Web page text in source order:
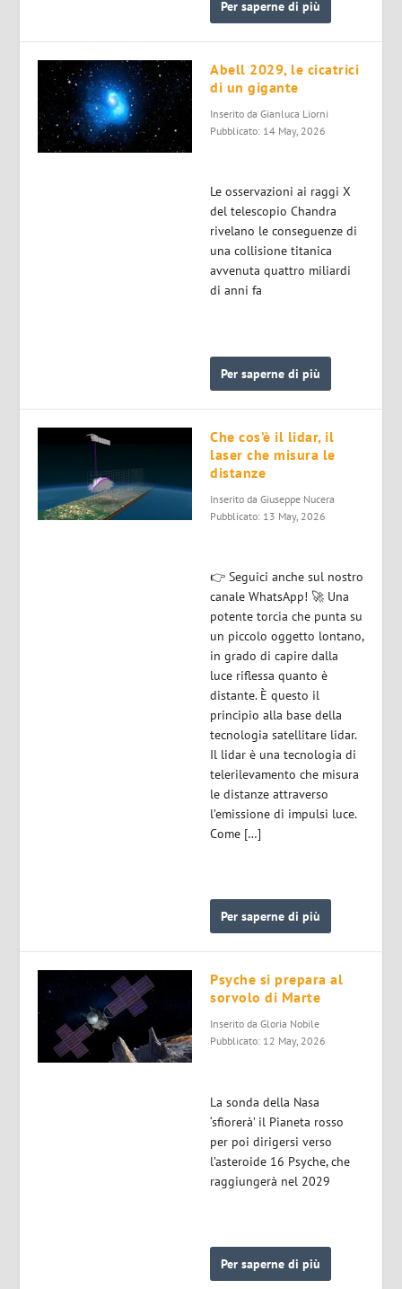
Per saperne di più
Abell 2029, le cicatrici
di un gigante
Inserito da Gianluca Liorni
Pubblicato: 14 May, 2026
Le osservazioni ai raggi X
del telescopio Chandra
rivelano le conseguenze di
una collisione titanica
avvenuta quattro miliardi
di anni fa
Per saperne di più
Che cos’è il lidar, il
laser che misura le
distanze
Inserito da Giuseppe Nucera
Pubblicato: 13 May, 2026
👉 Seguici anche sul nostro
canale WhatsApp! 🚀 Una
potente torcia che punta su
un piccolo oggetto lontano,
in grado di capire dalla
luce riflessa quanto è
distante. È questo il
principio alla base della
tecnologia satellitare lidar.
Il lidar è una tecnologia di
telerilevamento che misura
le distanze attraverso
l’emissione di impulsi luce.
Come […]
Per saperne di più
Psyche si prepara al
sorvolo di Marte
Inserito da Gloria Nobile
Pubblicato: 12 May, 2026
La sonda della Nasa
‘sfiorerà’ il Pianeta rosso
per poi dirigersi verso
l’asteroide 16 Psyche, che
raggiungerà nel 2029
Per saperne di più